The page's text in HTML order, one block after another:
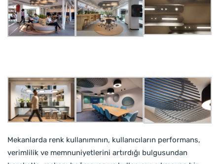
Mekanlarda renk kullanımının, kullanıcıların performans,
verimlilik ve memnuniyetlerini artırdığı bulgusundan